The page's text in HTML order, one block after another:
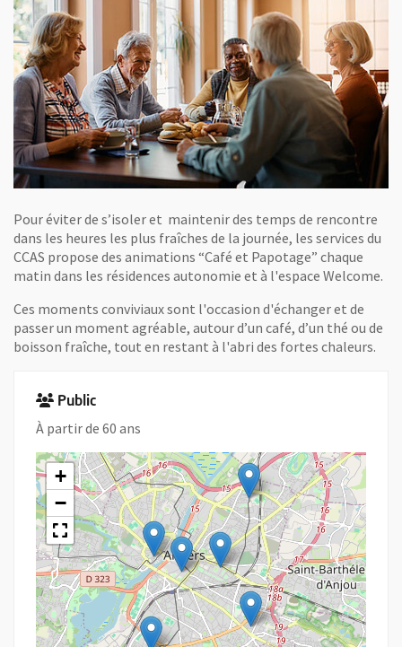
Pour éviter de s’isoler et maintenir des temps de rencontre
dans les heures les plus fraîches de la journée, les services du
CCAS propose des animations “Café et Papotage” chaque
matin dans les résidences autonomie et à l'espace Welcome.
Ces moments conviviaux sont l'occasion d'échanger et de
passer un moment agréable, autour d’un café, d’un thé ou de
boisson fraîche, tout en restant à l'abri des fortes chaleurs.
Public
À partir de 60 ans
+
−